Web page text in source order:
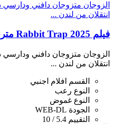
الزوجان متزوجان دافني ودارسي
انتقلان من لندن ...
فيلم Rabbit Trap 2025 مترجم HD
الزوجان متزوجان دافني ودارسي
انتقلان من لندن ...
القسم
افلام اجنبي
النوع رعب
النوع غموض
الجودة WEB-DL
التقييم 5.4 / 10